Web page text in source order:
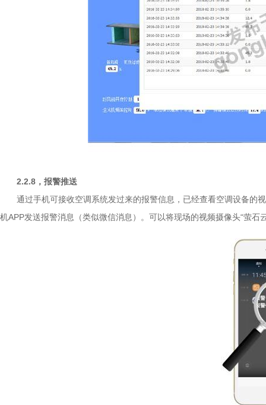
2.2.8 ，报警推送
通过手机可接收空调系统发过来的报警信息，已经查看空调设备的
机APP发送报警消息（类似微信消息）。可以将现场的视频摄像头“萤